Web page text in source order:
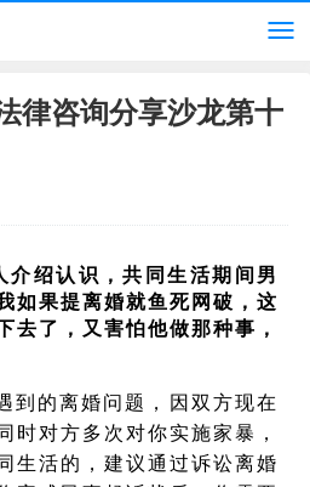
律咨询分享沙龙第十
介绍认识，共同生活期间男
如果提离婚就鱼死网破，这
去了，又害怕他做那种事，
到的离婚问题，因双方现在
时对方多次对你实施家暴，
生活的，建议通过诉讼离婚